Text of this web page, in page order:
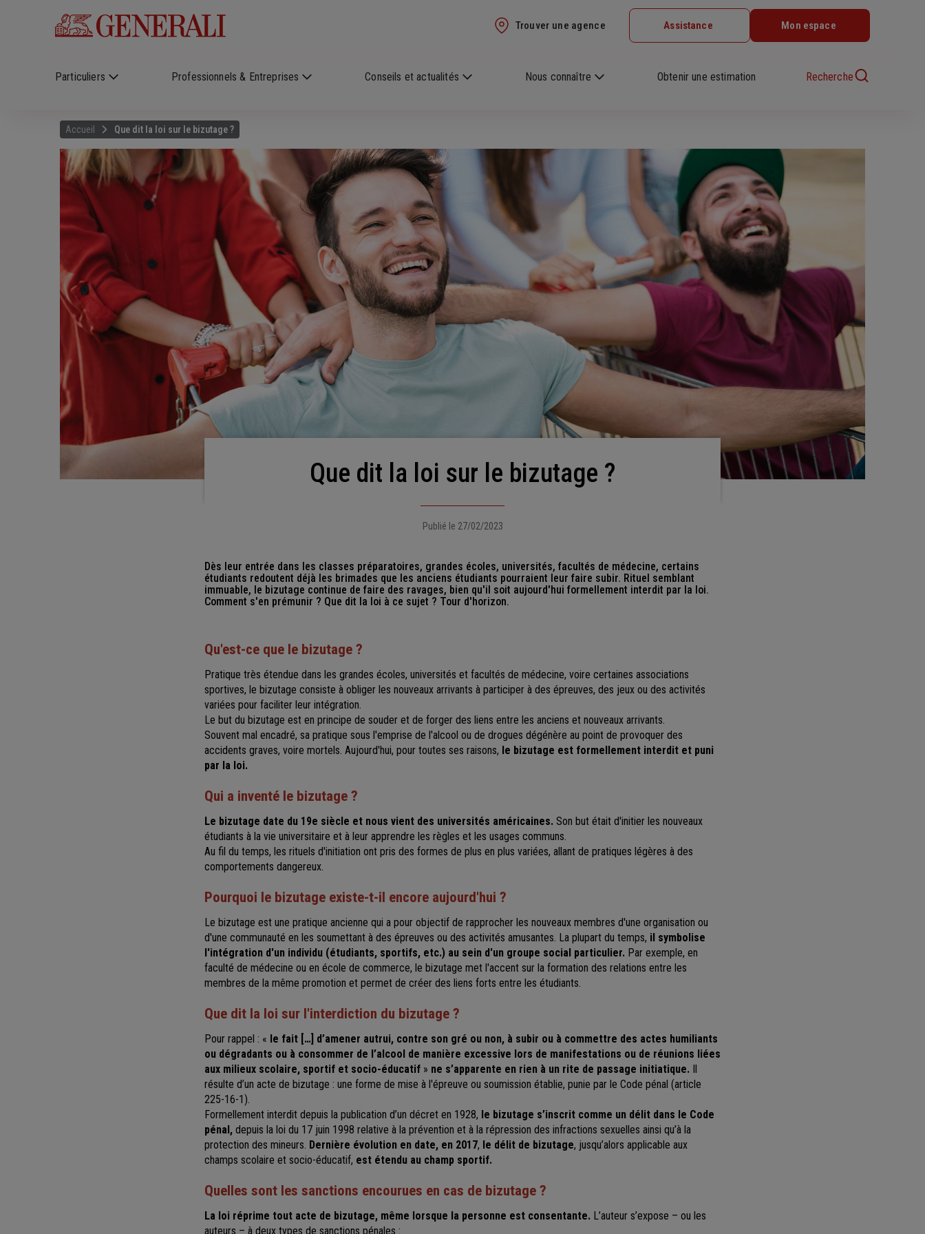
Trouver une agence Assistance Mon espace
Particuliers Professionnels & Entreprises Conseils et actualités Nous connaître Obtenir une estimation Recherche
Accueil Que dit la loi sur le bizutage ?
Que dit la loi sur le bizutage ?
Publié le 27/02/2023
Dès leur entrée dans les classes préparatoires, grandes écoles, universités, facultés de médecine, certains
étudiants redoutent déjà les brimades que les anciens étudiants pourraient leur faire subir. Rituel semblant
immuable, le bizutage continue de faire des ravages, bien qu'il soit aujourd'hui formellement interdit par la loi.
Comment s'en prémunir ? Que dit la loi à ce sujet ? Tour d'horizon.
Qu'est-ce que le bizutage ?
Pratique très étendue dans les grandes écoles, universités et facultés de médecine, voire certaines associations
sportives, le bizutage consiste à obliger les nouveaux arrivants à participer à des épreuves, des jeux ou des activités
variées pour faciliter leur intégration.
Le but du bizutage est en principe de souder et de forger des liens entre les anciens et nouveaux arrivants.
Souvent mal encadré, sa pratique sous l'emprise de l'alcool ou de drogues dégénère au point de provoquer des
accidents graves, voire mortels. Aujourd'hui, pour toutes ses raisons, le bizutage est formellement interdit et puni
par la loi.
Qui a inventé le bizutage ?
Le bizutage date du 19e siècle et nous vient des universités américaines. Son but était d'initier les nouveaux
étudiants à la vie universitaire et à leur apprendre les règles et les usages communs.
Au fil du temps, les rituels d'initiation ont pris des formes de plus en plus variées, allant de pratiques légères à des
comportements dangereux.
Pourquoi le bizutage existe-t-il encore aujourd'hui ?
Le bizutage est une pratique ancienne qui a pour objectif de rapprocher les nouveaux membres d'une organisation ou
d'une communauté en les soumettant à des épreuves ou des activités amusantes. La plupart du temps, il symbolise
l'intégration d'un individu (étudiants, sportifs, etc.) au sein d'un groupe social particulier. Par exemple, en
faculté de médecine ou en école de commerce, le bizutage met l'accent sur la formation des relations entre les
membres de la même promotion et permet de créer des liens forts entre les étudiants.
Que dit la loi sur l'interdiction du bizutage ?
Pour rappel : « le fait […] d’amener autrui, contre son gré ou non, à subir ou à commettre des actes humiliants
ou dégradants ou à consommer de l’alcool de manière excessive lors de manifestations ou de réunions liées
aux milieux scolaire, sportif et socio-éducatif » ne s’apparente en rien à un rite de passage initiatique. Il
résulte d’un acte de bizutage : une forme de mise à l'épreuve ou soumission établie, punie par le Code pénal (article
225-16-1).
Formellement interdit depuis la publication d’un décret en 1928, le bizutage s’inscrit comme un délit dans le Code
pénal, depuis la loi du 17 juin 1998 relative à la prévention et à la répression des infractions sexuelles ainsi qu’à la
protection des mineurs. Dernière évolution en date, en 2017, le délit de bizutage, jusqu’alors applicable aux
champs scolaire et socio-éducatif, est étendu au champ sportif.
Quelles sont les sanctions encourues en cas de bizutage ?
La loi réprime tout acte de bizutage, même lorsque la personne est consentante. L’auteur s’expose – ou les
auteurs – à deux types de sanctions pénales :